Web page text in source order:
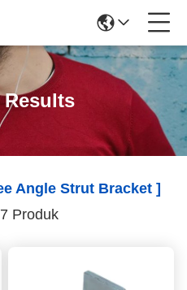
Results
Angle Strut Bracket ]
Produk